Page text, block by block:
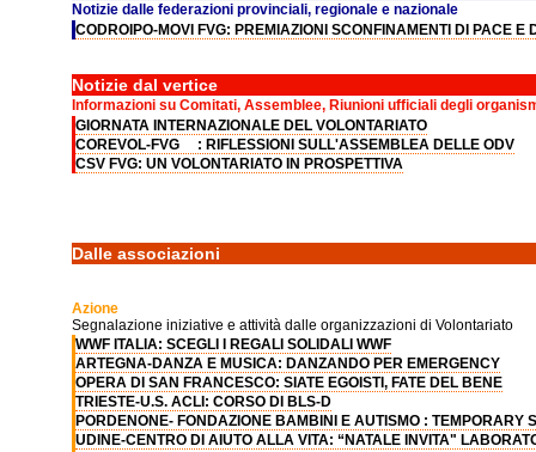
Notizie dalle federazioni provinciali, regionale e nazionale
CODROIPO-MOVI FVG: PREMIAZIONI SCONFINAMENTI DI PACE E
Notizie dal vertice
Informazioni su Comitati, Assemblee, Riunioni ufficiali degli
GIORNATA INTERNAZIONALE DEL VOLONTARIATO
COREVOL-FVG : RIFLESSIONI SULL'ASSEMBLEA DELLE ODV
CSV FVG: UN VOLONTARIATO IN PROSPETTIVA
Dalle associazioni
Azione
Segnalazione iniziative e attività dalle organizzazioni di Volontariato
WWF ITALIA: SCEGLI I REGALI SOLIDALI WWF
ARTEGNA-DANZA E MUSICA: DANZANDO PER EMERGENCY
OPERA DI SAN FRANCESCO: SIATE EGOISTI, FATE DEL BENE
TRIESTE-U.S. ACLI: CORSO DI BLS-D
PORDENONE- FONDAZIONE BAMBINI E AUTISMO : TEMPORARY
UDINE-CENTRO DI AIUTO ALLA VITA: “NATALE INVITA"